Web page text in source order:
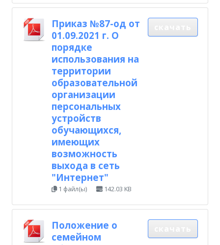
Приказ №87-од от
01.09.2021 г. О
порядке
использования на
территории
образовательной
организации
персональных
устройств
обучающихся,
имеющих
возможность
выхода в сеть
"Интернет"
1 файл(ы) 142.03 KB
Положение о
семейном